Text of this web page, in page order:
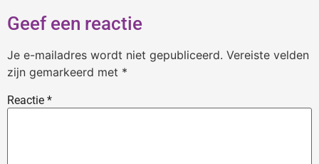
Geef een reactie
Je e-mailadres wordt niet gepubliceerd. Vereiste velden
zijn gemarkeerd met *
Reactie *